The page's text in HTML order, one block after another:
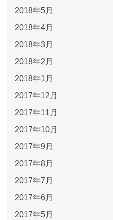
2018年5月
2018年4月
2018年3月
2018年2月
2018年1月
2017年12月
2017年11月
2017年10月
2017年9月
2017年8月
2017年7月
2017年6月
2017年5月